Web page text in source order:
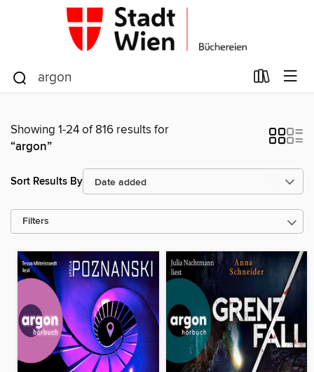
Showing 1-24 of 816 results for
“argon”
Sort Results By
Filters